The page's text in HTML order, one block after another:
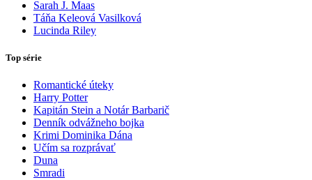
Sarah J. Maas
Táňa Keleová Vasilková
Lucinda Riley
Top série
Romantické úteky
Harry Potter
Kapitán Stein a Notár Barbarič
Denník odvážneho bojka
Krimi Dominika Dána
Učím sa rozprávať
Duna
Smradi